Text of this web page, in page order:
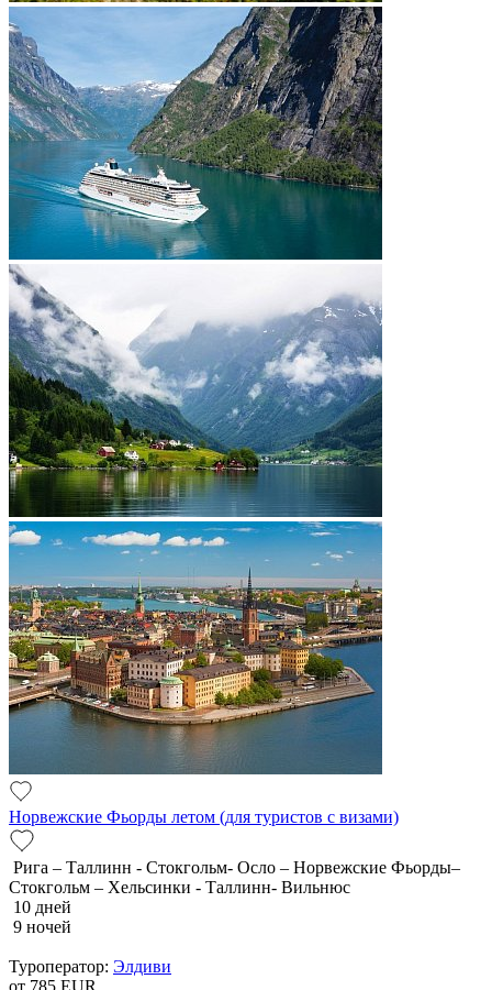
Норвежские Фьорды летом (для туристов с визами)
Рига – Таллинн - Стокгольм- Осло – Норвежские Фьорды–
Стокгольм – Хельсинки - Таллинн- Вильнюс
10 дней
9 ночей
Туроператор: Элдиви
от 785 EUR